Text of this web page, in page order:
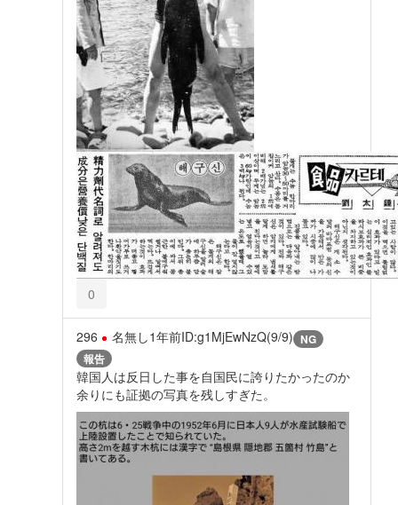
0
296 名無し1年前ID:g1MjEwNzQ(9/9) NG
報告
韓国人は反日した事を自国民に誇りたかったのか
余りにも証拠の写真を残しすぎた。